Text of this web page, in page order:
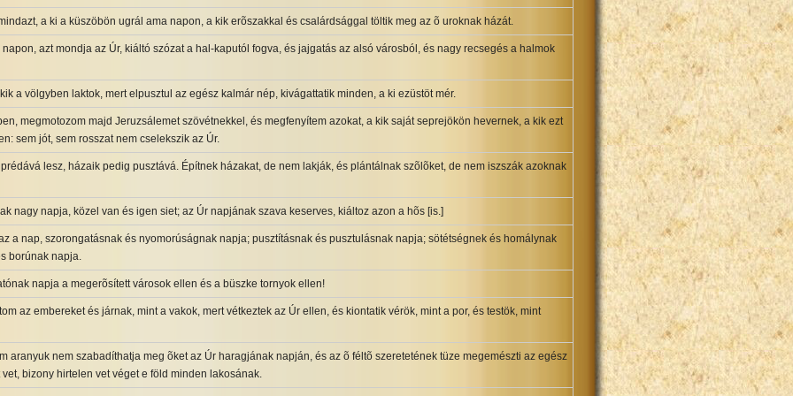
a ki a küszöbön ugrál ama napon, a kik erõszakkal és csalárdsággal töltik meg az õ uroknak házát.
azt mondja az Úr, kiáltó szózat a hal-kaputól fogva, és jajgatás az alsó városból, és nagy recsegés a halmok
a völgyben laktok, mert elpusztul az egész kalmár nép, kivágattatik minden, a ki ezüstöt mér.
megmotozom majd Jeruzsálemet szövétnekkel, és megfenyítem azokat, a kik saját seprejökön hevernek, a kik ezt
sem jót, sem rosszat nem cselekszik az Úr.
lesz, házaik pedig pusztává. Építnek házakat, de nem lakják, és plántálnak szõlõket, de nem iszszák azoknak
nagy napja, közel van és igen siet; az Úr napjának szava keserves, kiáltoz azon a hõs [is.]
a nap, szorongatásnak és nyomorúságnak napja; pusztításnak és pusztulásnak napja; sötétségnek és homálynak
borúnak napja.
napja a megerõsített városok ellen és a büszke tornyok ellen!
az embereket és járnak, mint a vakok, mert vétkeztek az Úr ellen, és kiontatik vérök, mint a por, és testök, mint
aranyuk nem szabadíthatja meg õket az Úr haragjának napján, és az õ féltõ szeretetének tüze megemészti az egész
vet, bizony hirtelen vet véget e föld minden lakosának.